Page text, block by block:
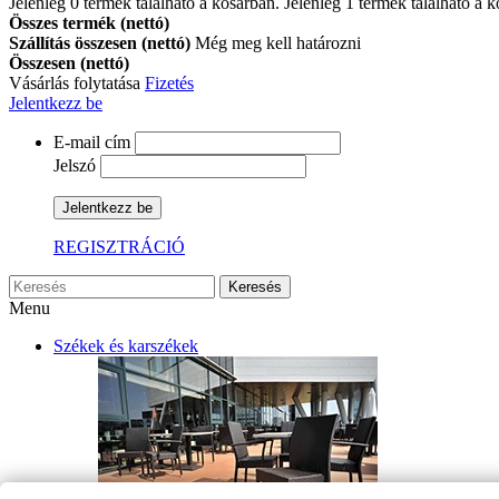
Összes termék (nettó)
Szállítás összesen (nettó) Még meg kell határozni
Összesen (nettó)
Vásárlás folytatása Fizetés
Jelentkezz be
E-mail cím
Jelszó
Jelentkezz be
REGISZTRÁCIÓ
Keresés
Menu
Székek és karszékek